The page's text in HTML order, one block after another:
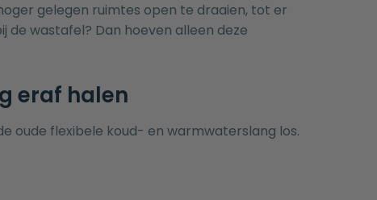
gelegen ruimtes open te draaien, tot er
de wastafel? Dan hoeven alleen deze
eraf halen
oude flexibele koud- en warmwaterslang los.